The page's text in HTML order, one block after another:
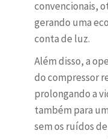
convencionais,
gerando uma
conta de luz.
Além disso, a
do compressor
prolongando a
também para
sem os ruídos